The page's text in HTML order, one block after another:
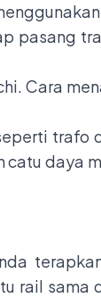
pasang
Cara
trafo
catu daya
rail sama